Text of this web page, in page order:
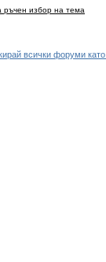
ръчен избор на тема
всички форуми